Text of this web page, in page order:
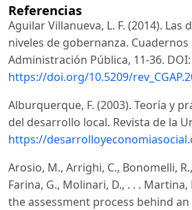
Referencias
Aguilar Villanueva, L. F. (2014). Las
niveles de gobernanza.
Administración Pública, 11-36. DOI:
https://doi.org/10.5209/
Alburquerque, F. (2003). Teoría y
del desarrollo local. Revista de la
https://
Arosio, M., Arrighi, C., Bonomelli,
Farina, G., Molinari, D., . . .
the assessment process behind